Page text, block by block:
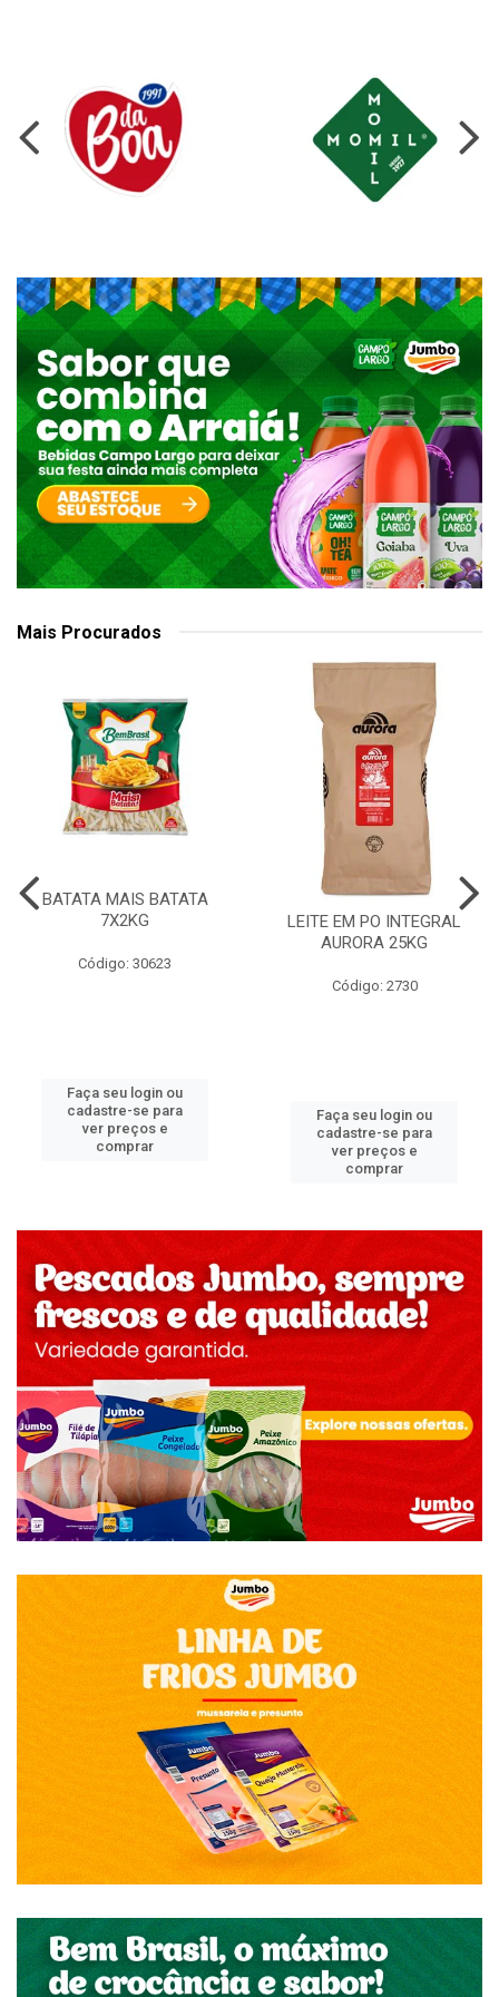
Mais Procurados
BATATA MAIS BATATA
7X2KG
Código: 30623
Faça seu login ou
cadastre-se para
ver preços e
comprar
LEITE EM PO INTEGRAL
AURORA 25KG
Código: 2730
Faça seu login ou
cadastre-se para
ver preços e
comprar